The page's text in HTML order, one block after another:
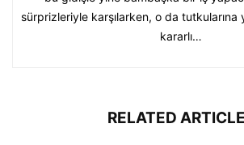
sürprizleriyle karşılarken, o da tutkularına
kararlı…
RELATED